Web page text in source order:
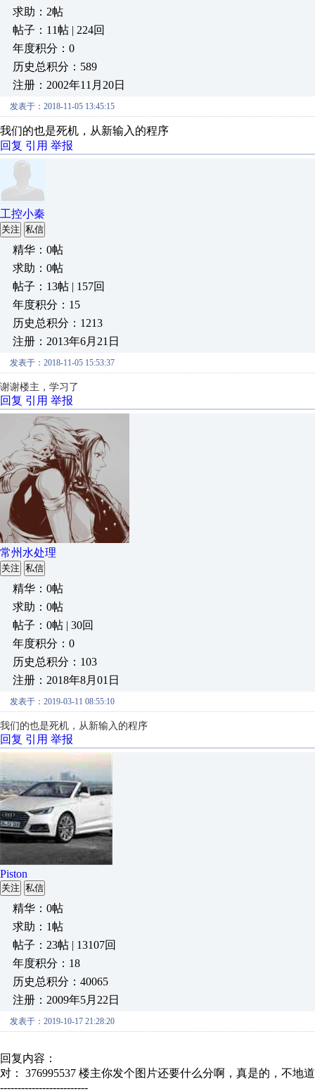
求助：2帖
帖子：11帖 | 224回
年度积分：0
历史总积分：589
注册：2002年11月20日
发表于：2018-11-05 13:45:15
我们的也是死机，从新输入的程序
回复 引用 举报
工控小秦
关注 私信
精华：0帖
求助：0帖
帖子：13帖 | 157回
年度积分：15
历史总积分：1213
注册：2013年6月21日
发表于：2018-11-05 15:53:37
谢谢楼主，学习了
回复 引用 举报
常州水处理
关注 私信
精华：0帖
求助：0帖
帖子：0帖 | 30回
年度积分：0
历史总积分：103
注册：2018年8月01日
发表于：2019-03-11 08:55:10
我们的也是死机，从新输入的程序
回复 引用 举报
Piston
关注 私信
精华：0帖
求助：1帖
帖子：23帖 | 13107回
年度积分：18
历史总积分：40065
注册：2009年5月22日
发表于：2019-10-17 21:28:20
回复内容：
对： 376995537 楼主你发个图片还要什么分啊，真是的，不地
-------------------------